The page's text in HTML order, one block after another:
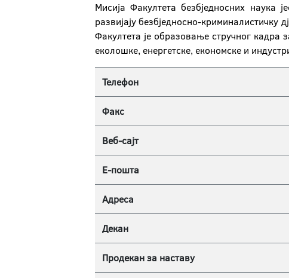
Mисија Факултета безбједносних
развијају безбједносно-криминалистичку
Факултета је образовање стручног кадра
еколошке, енергетске, економске и
Телефон
Факс
Веб-сајт
Е-пошта
Адреса
Декан
Продекан за наставу